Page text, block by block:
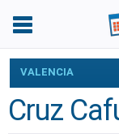
VALENCIA
Cruz